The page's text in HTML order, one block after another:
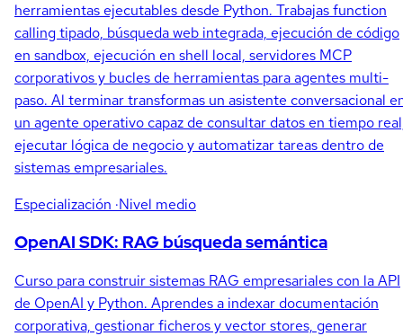
herramientas ejecutables desde Python. Trabajas function
calling tipado, búsqueda web integrada, ejecución de código
en sandbox, ejecución en shell local, servidores MCP
corporativos y bucles de herramientas para agentes multi-
paso. Al terminar transformas un asistente conversacional
un agente operativo capaz de consultar datos en tiempo
ejecutar lógica de negocio y automatizar tareas dentro de
sistemas empresariales.
Especialización ·Nivel medio
OpenAI SDK: RAG búsqueda semántica
Curso para construir sistemas RAG empresariales con la API
de OpenAI y Python. Aprendes a indexar documentación
corporativa, gestionar ficheros y vector stores, generar